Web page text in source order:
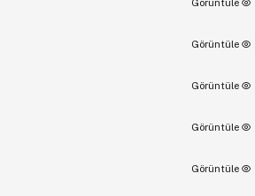
Görüntüle
Görüntüle
Görüntüle
Görüntüle